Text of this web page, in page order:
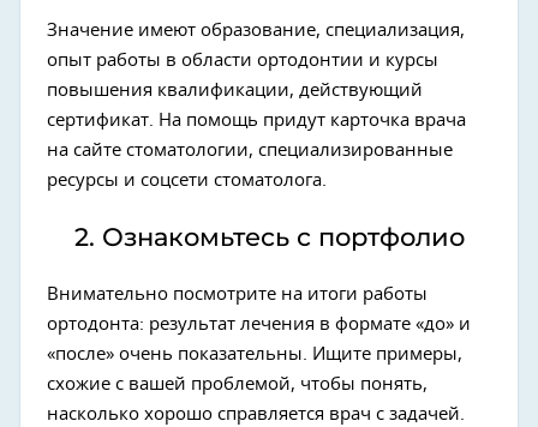
Значение имеют образование, специализация,
опыт работы в области ортодонтии и курсы
повышения квалификации, действующий
сертификат. На помощь придут карточка врача
на сайте стоматологии, специализированные
ресурсы и соцсети стоматолога.
2. Ознакомьтесь с портфолио
Внимательно посмотрите на итоги работы
ортодонта: результат лечения в формате «до» и
«после» очень показательны. Ищите примеры,
схожие с вашей проблемой, чтобы понять,
насколько хорошо справляется врач с задачей.